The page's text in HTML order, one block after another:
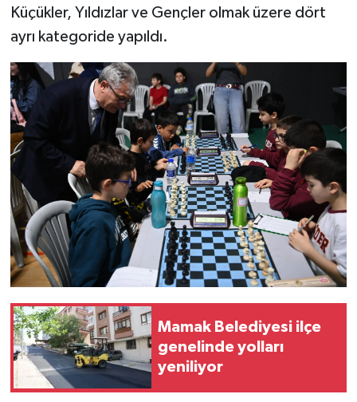
Küçükler, Yıldızlar ve Gençler olmak üzere dört
ayrı kategoride yapıldı.
Mamak Belediyesi ilçe
genelinde yolları
yeniliyor